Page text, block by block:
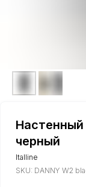
Настенный
черный
Italline
SKU: DANNY W2